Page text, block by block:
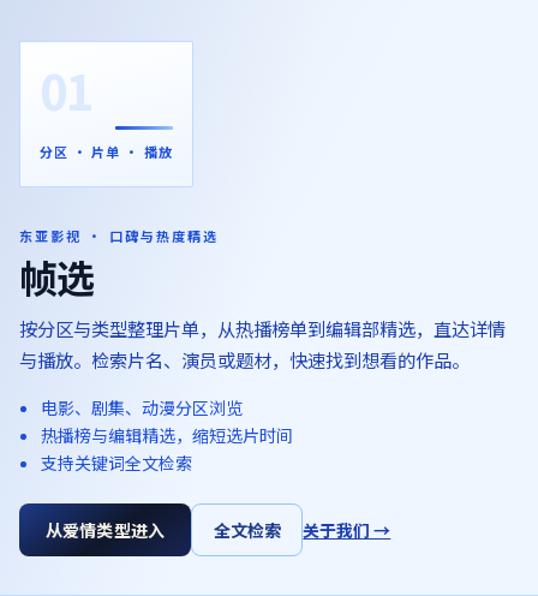
01
分区 · 片单 · 播放
东亚影视 · 口碑与热度精选
帧选
按分区与类型整理片单，从热播榜单到编辑部精选，直达详情
与播放。检索片名、演员或题材，快速找到想看的作品。
电影、剧集、动漫分区浏览
热播榜与编辑精选，缩短选片时间
支持关键词全文检索
从爱情类型进入 全文检索 关于我们 →